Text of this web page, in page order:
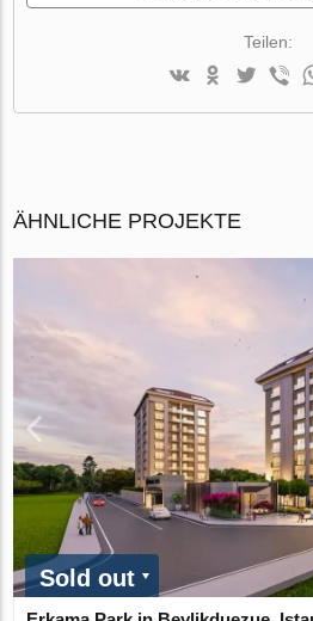
Teilen:
ÄHNLICHE PROJEKTE
Sold out